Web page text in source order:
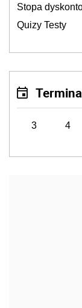
Stopa
Quizy Testy
3 4